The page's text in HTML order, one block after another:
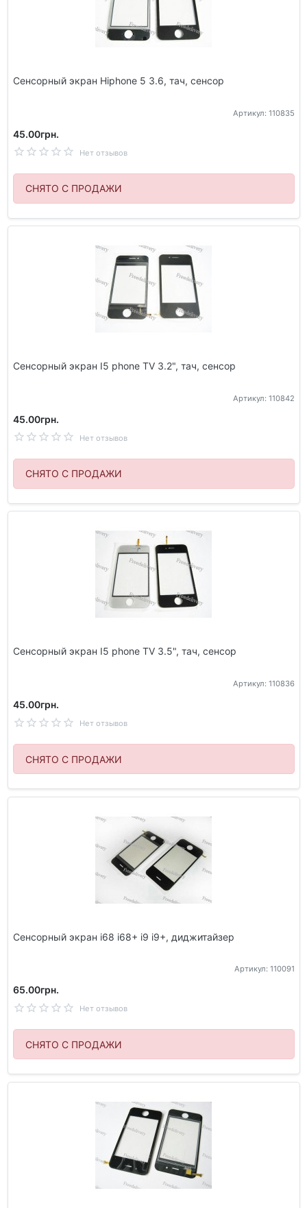
Сенсорный экран Hiphone 5 3.6, тач, сенсор
Артикул: 110835
45.00грн.
Нет отзывов
СНЯТО С ПРОДАЖИ
Сенсорный экран I5 phone TV 3.2", тач, сенсор
Артикул: 110842
45.00грн.
Нет отзывов
СНЯТО С ПРОДАЖИ
Сенсорный экран I5 phone TV 3.5", тач, сенсор
Артикул: 110836
45.00грн.
Нет отзывов
СНЯТО С ПРОДАЖИ
Сенсорный экран i68 i68+ i9 i9+, диджитайзер
Артикул: 110091
65.00грн.
Нет отзывов
СНЯТО С ПРОДАЖИ